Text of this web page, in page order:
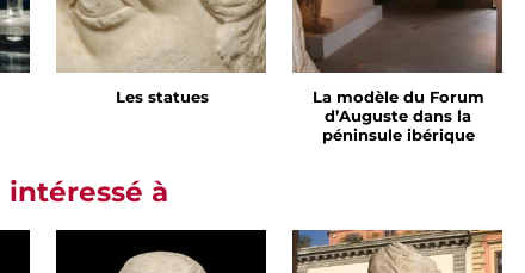
Les statues
La modèle du Forum
d’Auguste dans la
péninsule ibérique
à